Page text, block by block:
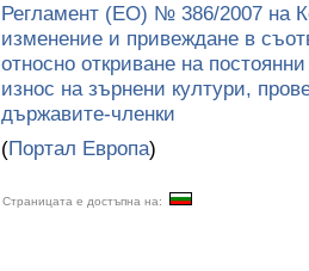
Регламент (ЕО) № 386/2007 на
изменение и привеждане в
относно откриване на
износ на зърнени култури,
държавите-членки
(Портал Европа)
Страницата е достъпна на: